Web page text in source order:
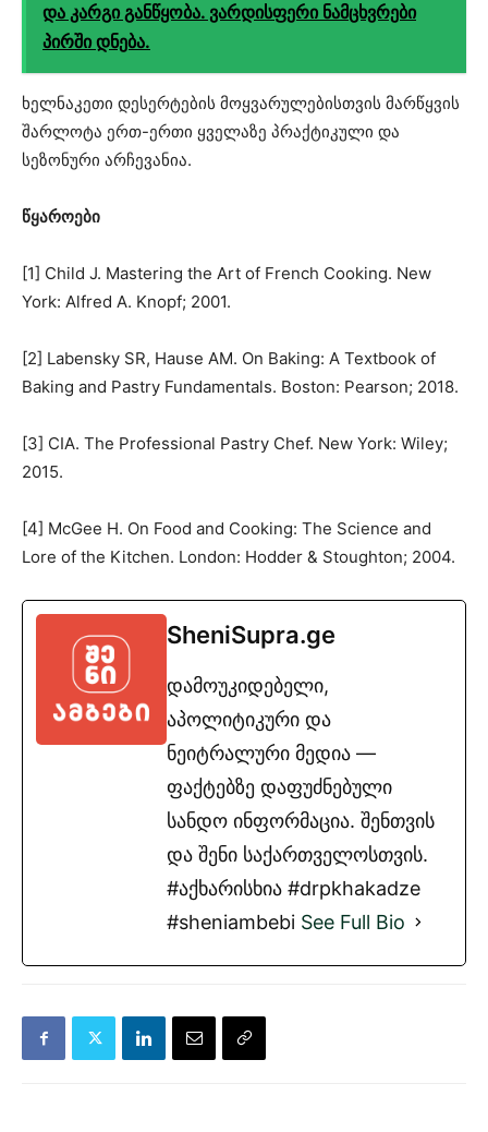
და კარგი განწყობა. ვარდისფერი ნამცხვრები
პირში დნება.
ხელნაკეთი დესერტების მოყვარულებისთვის მარწყვის
შარლოტა ერთ-ერთი ყველაზე პრაქტიკული და
სეზონური არჩევანია.
წყაროები
[1] Child J. Mastering the Art of French Cooking. New
York: Alfred A. Knopf; 2001.
[2] Labensky SR, Hause AM. On Baking: A Textbook of
Baking and Pastry Fundamentals. Boston: Pearson; 2018.
[3] CIA. The Professional Pastry Chef. New York: Wiley;
2015.
[4] McGee H. On Food and Cooking: The Science and
Lore of the Kitchen. London: Hodder & Stoughton; 2004.
SheniSupra.ge
დამოუკიდებელი,
აპოლიტიკური და
ნეიტრალური მედია —
ფაქტებზე დაფუძნებული
სანდო ინფორმაცია. შენთვის
და შენი საქართველოსთვის.
#აქხარისხია #drpkhakadze
#sheniambebi See Full Bio